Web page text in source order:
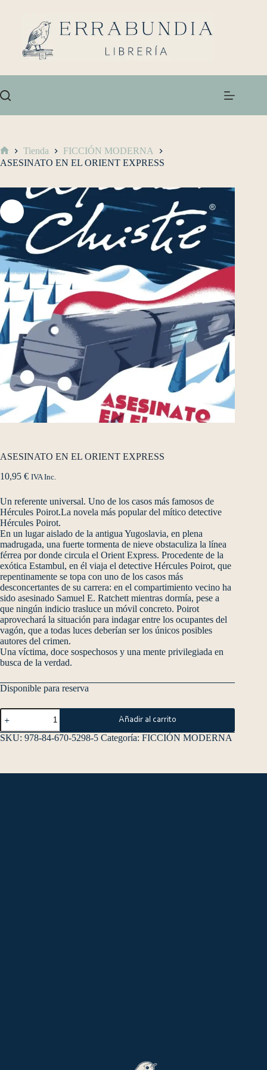
Tienda
FICCIÓN MODERNA
ASESINATO EN EL ORIENT EXPRESS
ASESINATO EN EL ORIENT EXPRESS
10,95 € IVA Inc.
Un referente universal. Uno de los casos más famosos de
Hércules Poirot.La novela más popular del mítico detective
Hércules Poirot.
En un lugar aislado de la antigua Yugoslavia, en plena
madrugada, una fuerte tormenta de nieve obstaculiza la línea
férrea por donde circula el Orient Express. Procedente de la
exótica Estambul, en él viaja el detective Hércules Poirot, que
repentinamente se topa con uno de los casos más
desconcertantes de su carrera: en el compartimiento vecino ha
sido asesinado Samuel E. Ratchett mientras dormía, pese a
que ningún indicio trasluce un móvil concreto. Poirot
aprovechará la situación para indagar entre los ocupantes del
vagón, que a todas luces deberían ser los únicos posibles
autores del crimen.
Una víctima, doce sospechosos y una mente privilegiada en
busca de la verdad.
Disponible para reserva
Añadir al carrito
SKU: 978-84-670-5298-5 Categoría: FICCIÓN MODERNA